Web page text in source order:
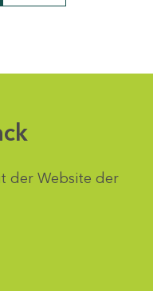
der Website der
auswählen